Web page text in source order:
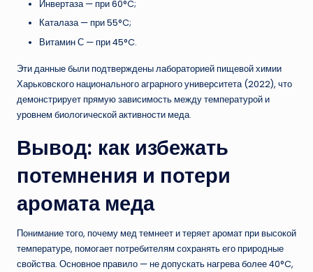
Инвертаза — при 60°C;
Каталаза — при 55°C;
Витамин С — при 45°C.
Эти данные были подтверждены лабораторией пищевой химии
Харьковского национального аграрного университета (2022), что
демонстрирует прямую зависимость между температурой и
уровнем биологической активности меда.
Вывод: как избежать
потемнения и потери
аромата меда
Понимание того, почему мед темнеет и теряет аромат при высокой
температуре, помогает потребителям сохранять его природные
свойства. Основное правило — не допускать нагрева более 40°C,